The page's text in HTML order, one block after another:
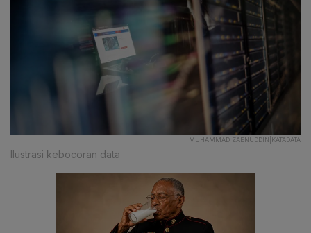
MUHAMMAD ZAENUDDIN|KATADATA
Ilustrasi kebocoran data